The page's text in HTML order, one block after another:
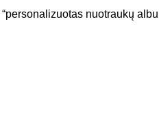
nuotraukų